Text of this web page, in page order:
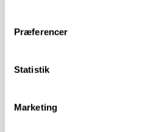
Præferencer
Statistik
Marketing
Aktiv lytning er vejen
Vejen til det gode møde med
stand til at opfatte helt op til 1000